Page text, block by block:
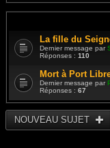
La fille du
Dernier message par
Réponses : 110
Mort à Port
Dernier message par
Réponses : 67
NOUVEAU SUJET